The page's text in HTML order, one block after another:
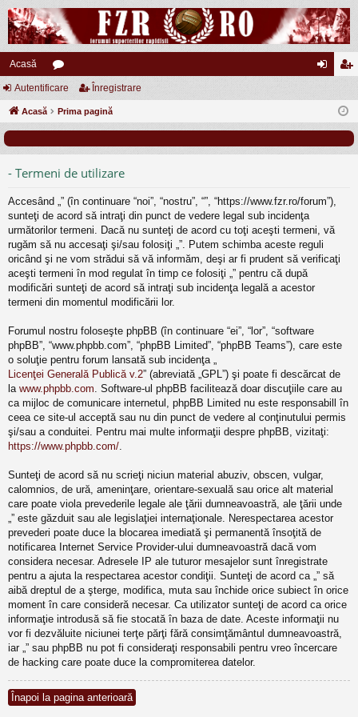
Acasă
or
u eg
Autentificare Înregistrare
Acasă Prima pagină
- Termeni de utilizare
Accesând „” (în continuare “noi”, “nostru”, “”, “https://www.fzr.ro/forum”),
sunteţi de acord să intraţi din punct de vedere legal sub incidenţa
următorilor termeni. Dacă nu sunteţi de acord cu toţi aceşti termeni, vă
rugăm să nu accesaţi şi/sau folosiţi „”. Putem schimba aceste reguli
oricând şi ne vom strădui să vă informăm, deşi ar fi prudent să verificaţi
aceşti termeni în mod regulat în timp ce folosiţi „” pentru că după
modificări sunteţi de acord să intraţi sub incidenţa legală a acestor
termeni din momentul modificării lor.
Forumul nostru foloseşte phpBB (în continuare “ei”, “lor”, “software
phpBB”, “www.phpbb.com”, “phpBB Limited”, “phpBB Teams”), care este
o soluţie pentru forum lansată sub incidenţa „
Licenţei Generală Publică v.2” (abreviată „GPL”) şi poate fi descărcat de
la www.phpbb.com . Software-ul phpBB facilitează doar discuţiile care au
ca mijloc de comunicare internetul, phpBB Limited nu este responsabill în
ceea ce site-ul acceptă sau nu din punct de vedere al conţinutului permis
şi/sau a conduitei. Pentru mai multe informaţii despre phpBB, vizitaţi:
https://www.phpbb.com/
Sunteţi de acord să nu scrieţi niciun material abuziv, obscen, vulgar,
calomnios, de ură, ameninţare, orientare-sexuală sau orice alt material
care poate viola prevederile legale ale ţării dumneavoastră, ale ţării unde
„” este găzduit sau ale legislaţiei internaţionale. Nerespectarea acestor
prevederi poate duce la blocarea imediată şi permanentă însoţită de
notificarea Internet Service Provider-ului dumneavoastră dacă vom
considera necesar. Adresele IP ale tuturor mesajelor sunt înregistrate
pentru a ajuta la respectarea acestor condiţii. Sunteţi de acord ca „” să
aibă dreptul de a şterge, modifica, muta sau închide orice subiect în orice
moment în care consideră necesar. Ca utilizator sunteţi de acord ca orice
informaţie introdusă să fie stocată în baza de date. Aceste informaţii nu
vor fi dezvăluite niciunei terţe părţi fără consimţământul dumneavoastră,
iar „” sau phpBB nu pot fi consideraţi responsabili pentru vreo încercare
de hacking care poate duce la compromiterea datelor.
Înapoi la pagina anterioară